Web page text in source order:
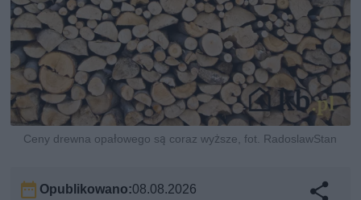
Ceny drewna opałowego są coraz wyższe, fot. RadoslawStan
Opublikowano:08.08.2026